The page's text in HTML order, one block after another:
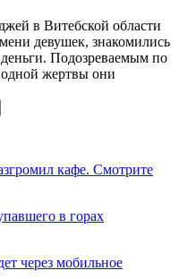
в Витебской области
девушек, знакомились
Подозреваемым по
одной жертвы они
кафе. Смотрите
в горах
через мобильное